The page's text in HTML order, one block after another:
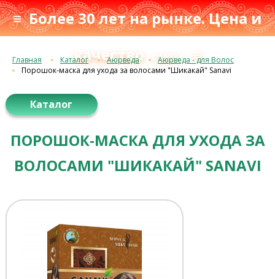
≡ Более 30 лет на рынке. Цена и
качество с 1993 г.≡
Главная Каталог Аюрведа
Аюрведа - для Волос
Порошок-маска для ухода за волосами "Шикакай" Sanavi
Каталог
ПОРОШОК-МАСКА ДЛЯ УХОДА ЗА
ВОЛОСАМИ "ШИКАКАЙ" SANAVI